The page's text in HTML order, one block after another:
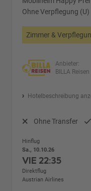
Ohne Verpflegung (U)
Zimmer &
Anbieter:
BILLA Reisen
Hotelbeschreibung
Ohne Transfer
Hinflug
Sa., 10.10.26
VIE 22:35
Direktflug
Austrian Airlines